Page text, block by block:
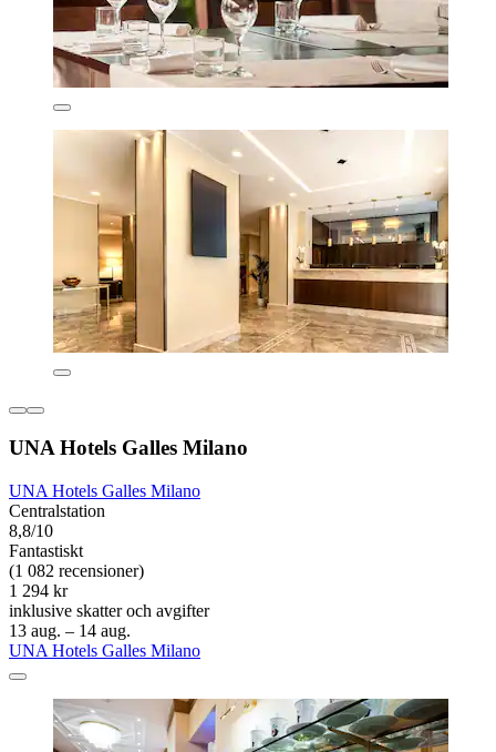
UNA Hotels Galles Milano
UNA Hotels Galles Milano
Centralstation
8,8/10
Fantastiskt
(1 082 recensioner)
1 294 kr
inklusive skatter och avgifter
13 aug. – 14 aug.
UNA Hotels Galles Milano